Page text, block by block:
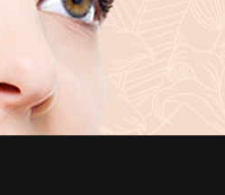
hydratant en
éclaircissant
acide hyaluronique
pour le visage